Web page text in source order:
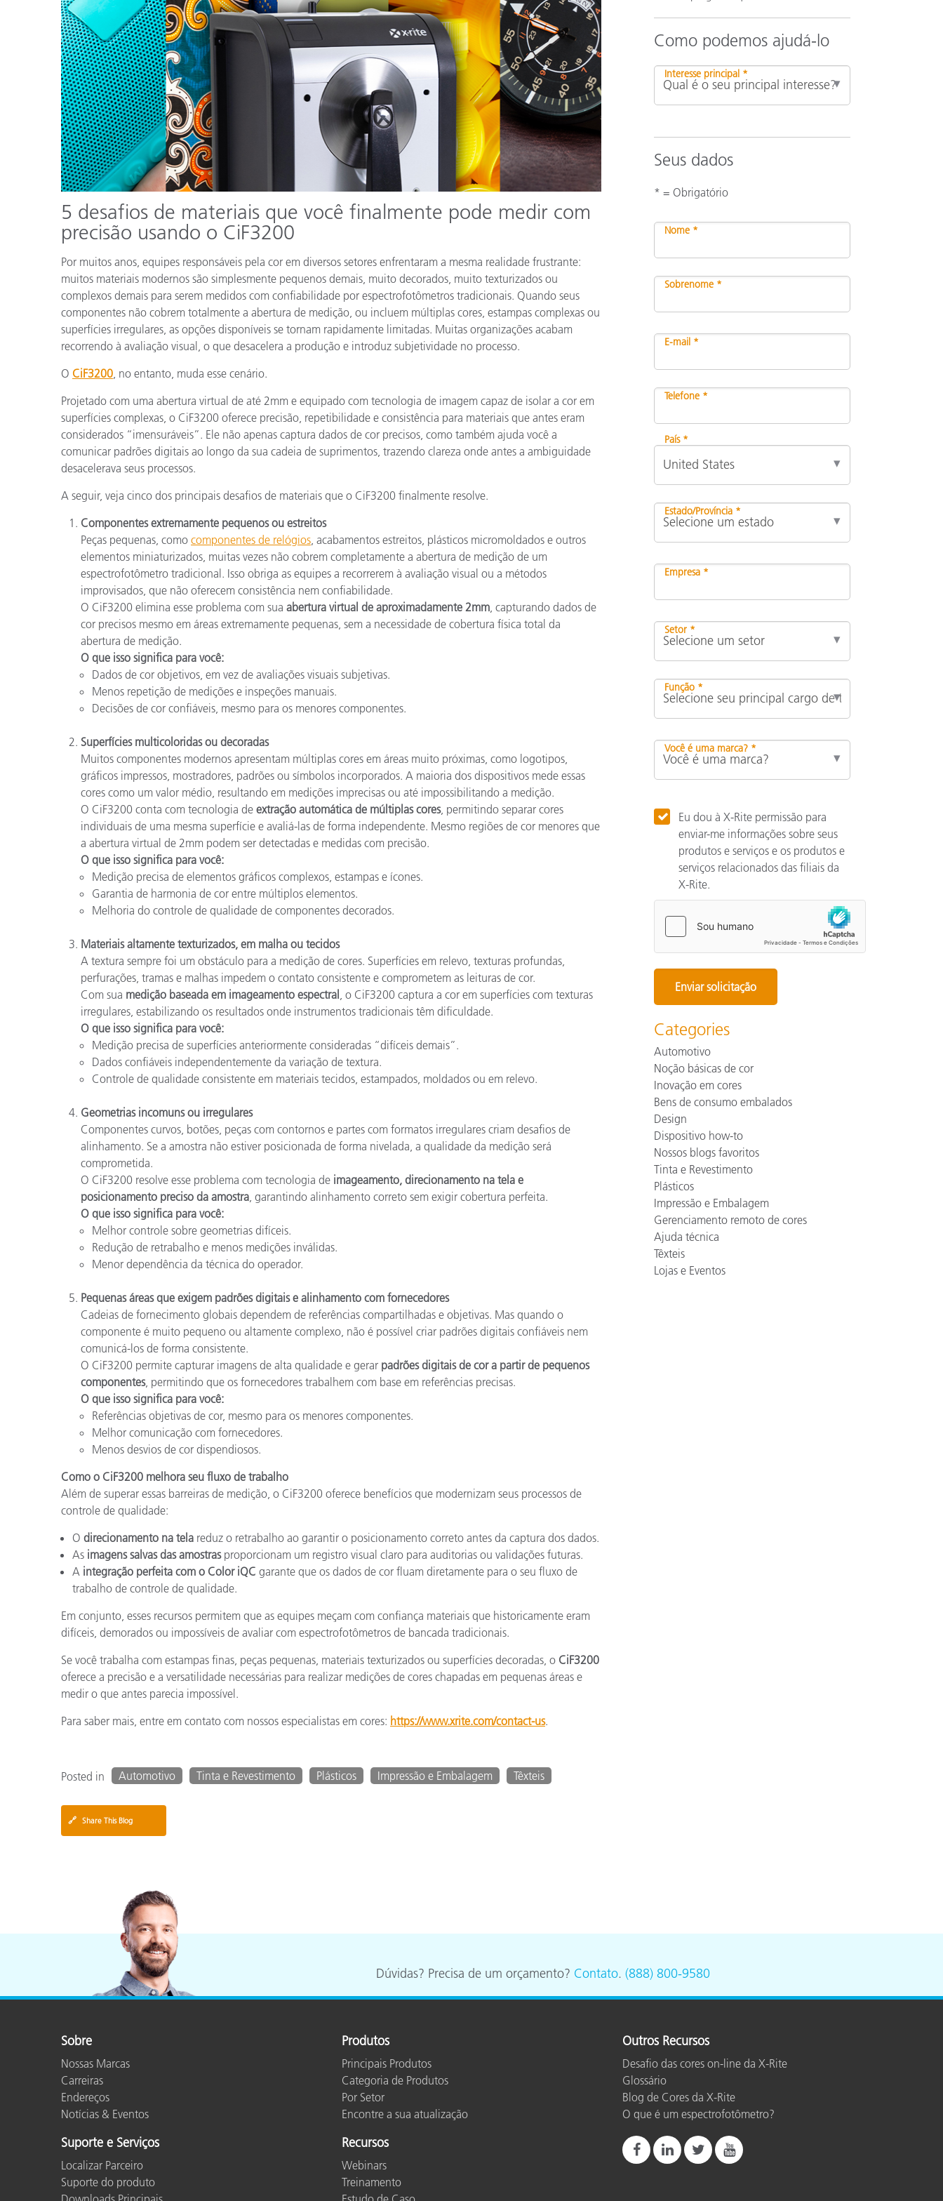
Papel
Materiais de Construção
Bens Duráveis
5 desafios de materiais que você finalmente pode medir com
precisão usando o CiF3200
Por muitos anos, equipes responsáveis pela cor em diversos setores enfrentaram a mesma realidade frustrante:
muitos materiais modernos são simplesmente pequenos demais, muito decorados, muito texturizados ou
complexos demais para serem medidos com confiabilidade por espectrofotômetros tradicionais. Quando seus
componentes não cobrem totalmente a abertura de medição, ou incluem múltiplas cores, estampas complexas ou
superfícies irregulares, as opções disponíveis se tornam rapidamente limitadas. Muitas organizações acabam
recorrendo à avaliação visual, o que desacelera a produção e introduz subjetividade no processo.
O CiF3200 , no entanto, muda esse cenário.
Projetado com uma abertura virtual de até 2mm e equipado com tecnologia de imagem capaz de isolar a cor em
superfícies complexas, o CiF3200 oferece precisão, repetibilidade e consistência para materiais que antes eram
considerados “imensuráveis”. Ele não apenas captura dados de cor precisos, como também ajuda você a
comunicar padrões digitais ao longo da sua cadeia de suprimentos, trazendo clareza onde antes a ambiguidade
desacelerava seus processos.
A seguir, veja cinco dos principais desafios de materiais que o CiF3200 finalmente resolve.
Componentes extremamente pequenos ou estreitos
Peças pequenas, como componentes de relógios , acabamentos estreitos, plásticos micromoldados e outros
elementos miniaturizados, muitas vezes não cobrem completamente a abertura de medição de um
espectrofotômetro tradicional. Isso obriga as equipes a recorrerem à avaliação visual ou a métodos
improvisados, que não oferecem consistência nem confiabilidade.
O CiF3200 elimina esse problema com sua abertura virtual de aproximadamente 2mm , capturando dados de
cor precisos mesmo em áreas extremamente pequenas, sem a necessidade de cobertura física total da
abertura de medição.
O que isso significa para você:
Dados de cor objetivos, em vez de avaliações visuais subjetivas.
Menos repetição de medições e inspeções manuais.
Decisões de cor confiáveis, mesmo para os menores componentes.
Superfícies multicoloridas ou decoradas
Muitos componentes modernos apresentam múltiplas cores em áreas muito próximas, como logotipos,
gráficos impressos, mostradores, padrões ou símbolos incorporados. A maioria dos dispositivos mede essas
cores como um valor médio, resultando em medições imprecisas ou até impossibilitando a medição.
O CiF3200 conta com tecnologia de extração automática de múltiplas cores, permitindo separar cores
individuais de uma mesma superfície e avaliá-las de forma independente. Mesmo regiões de cor menores que
a abertura virtual de 2mm podem ser detectadas e medidas com precisão.
O que isso significa para você:
Medição precisa de elementos gráficos complexos, estampas e ícones.
Garantia de harmonia de cor entre múltiplos elementos.
Melhoria do controle de qualidade de componentes decorados.
Materiais altamente texturizados, em malha ou tecidos
A textura sempre foi um obstáculo para a medição de cores. Superfícies em relevo, texturas profundas,
perfurações, tramas e malhas impedem o contato consistente e comprometem as leituras de cor.
Com sua medição baseada em imageamento espectral , o CiF3200 captura a cor em superfícies com texturas
irregulares, estabilizando os resultados onde instrumentos tradicionais têm dificuldade.
O que isso significa para você:
Medição precisa de superfícies anteriormente consideradas “difíceis demais”.
Dados confiáveis independentemente da variação de textura.
Controle de qualidade consistente em materiais tecidos, estampados, moldados ou em relevo.
Geometrias incomuns ou irregulares
Componentes curvos, botões, peças com contornos e partes com formatos irregulares criam desafios de
alinhamento. Se a amostra não estiver posicionada de forma nivelada, a qualidade da medição será
comprometida.
O CiF3200 resolve esse problema com tecnologia de imageamento, direcionamento na tela e
posicionamento preciso da amostra , garantindo alinhamento correto sem exigir cobertura perfeita.
O que isso significa para você:
Melhor controle sobre geometrias difíceis.
Redução de retrabalho e menos medições inválidas.
Menor dependência da técnica do operador.
Pequenas áreas que exigem padrões digitais e alinhamento com fornecedores
Cadeias de fornecimento globais dependem de referências compartilhadas e objetivas. Mas quando o
componente é muito pequeno ou altamente complexo, não é possível criar padrões digitais confiáveis nem
comunicá-los de forma consistente.
O CiF3200 permite capturar imagens de alta qualidade e gerar padrões digitais de cor a partir de pequenos
componentes, permitindo que os fornecedores trabalhem com base em referências precisas.
O que isso significa para você:
Referências objetivas de cor, mesmo para os menores componentes.
Melhor comunicação com fornecedores.
Menos desvios de cor dispendiosos.
Como o CiF3200 melhora seu fluxo de trabalho
Além de superar essas barreiras de medição, o CiF3200 oferece benefícios que modernizam seus processos de
controle de qualidade:
O direcionamento na tela reduz o retrabalho ao garantir o posicionamento correto antes da captura dos dados.
As imagens salvas das amostrasproporcionam um registro visual claro para auditorias ou validações futuras.
A integração perfeita com o Color iQC garante que os dados de cor fluam diretamente para o seu fluxo de
trabalho de controle de qualidade.
Em conjunto, esses recursos permitem que as equipes meçam com confiança materiais que historicamente eram
difíceis, demorados ou impossíveis de avaliar com espectrofotômetros de bancada tradicionais.
Se você trabalha com estampas finas, peças pequenas, materiais texturizados ou superfícies decoradas, o CiF3200
oferece a precisão e a versatilidade necessárias para realizar medições de cores chapadas em pequenas áreas e
medir o que antes parecia impossível.
Para saber mais, entre em contato com nossos especialistas em cores: https://www.xrite.com/contact-us.
Posted in Automotivo Tinta e Revestimento Plásticos Impressão e Embalagem Têxteis
🔗 Share This Blog
Como podemos ajudá-lo
Interesse principal *
Seus dados
* = Obrigatório
Nome *
Sobrenome *
E-mail *
Telefone *
País *
Estado/Província *
Empresa *
Setor *
Função *
Você é uma marca? *
Eu dou à X-Rite permissão para
enviar-me informações sobre seus
produtos e serviços e os produtos e
serviços relacionados das filiais da
X-Rite.
Categories
Automotivo
Noção básicas de cor
Inovação em cores
Bens de consumo embalados
Design
Dispositivo how-to
Nossos blogs favoritos
Tinta e Revestimento
Plásticos
Impressão e Embalagem
Gerenciamento remoto de cores
Ajuda técnica
Têxteis
Lojas e Eventos
Dúvidas? Precisa de um orçamento? Contato. (888) 800-9580
Sobre
Nossas Marcas
Carreiras
Endereços
Notícias & Eventos
Suporte e Serviços
Localizar Parceiro
Suporte do produto
Produtos
Principais Produtos
Categoria de Produtos
Por Setor
Encontre a sua atualização
Recursos
Webinars
Treinamento
Outros Recursos
Desafio das cores on-line da X-Rite
Glossário
Blog de Cores da X-Rite
O que é um espectrofotômetro?